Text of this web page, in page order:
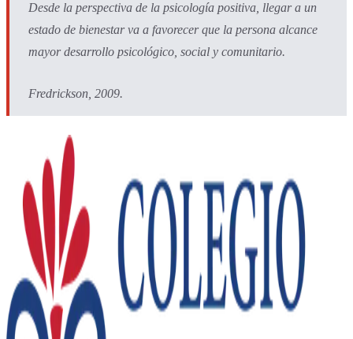
Desde la perspectiva de la psicología positiva, llegar a un
estado de bienestar va a favorecer que la persona alcance
mayor desarrollo psicológico, social y comunitario.
Fredrickson, 2009.